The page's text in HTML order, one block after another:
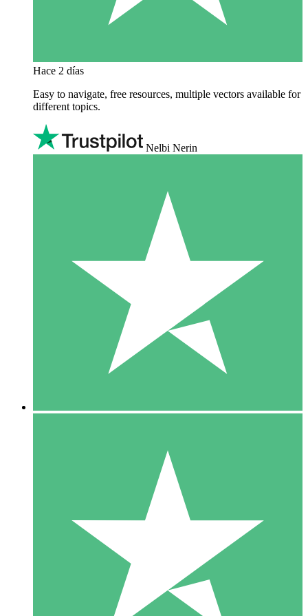
Hace 2 días
Easy to navigate, free resources, multiple vectors available for
different topics.
Nelbi Nerin